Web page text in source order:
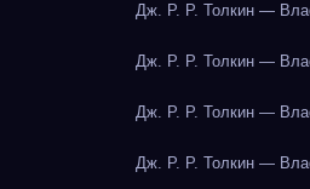
Дж. Р. Р. Толкин —
Дж. Р. Р. Толкин —
Дж. Р. Р. Толкин —
Дж. Р. Р. Толкин —